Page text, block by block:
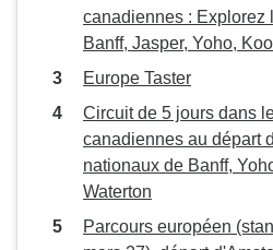
canadiennes : Explorez
Banff, Jasper, Yoho,
Europe Taster
Circuit de 5 jours dans
canadiennes au départ
nationaux de Banff,
Waterton
Parcours européen